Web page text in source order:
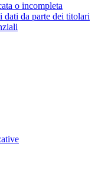
o incompleta
dati da parte dei titolari